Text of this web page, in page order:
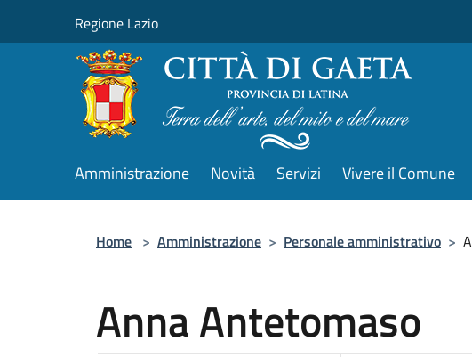
Regione Lazio
Amministrazione Novità Servizi Vivere il Comune
Home > Amministrazione > Personale amministrativo >
Anna Antetomaso